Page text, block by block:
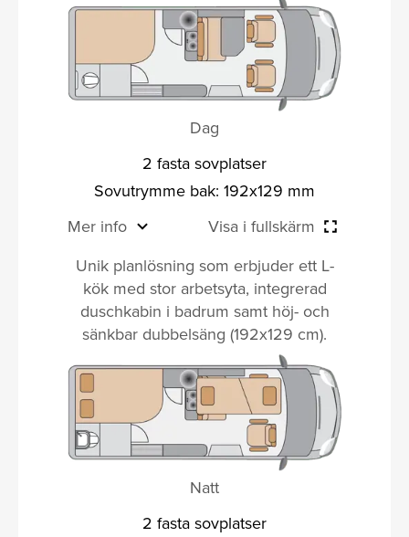
Dag
2 fasta sovplatser
Sovutrymme bak: 192x129 mm
Mer info
Visa i fullskärm
Unik planlösning som erbjuder ett L-
kök med stor arbetsyta, integrerad
duschkabin i badrum samt höj- och
sänkbar dubbelsäng (192x129 cm).
Natt
2 fasta sovplatser